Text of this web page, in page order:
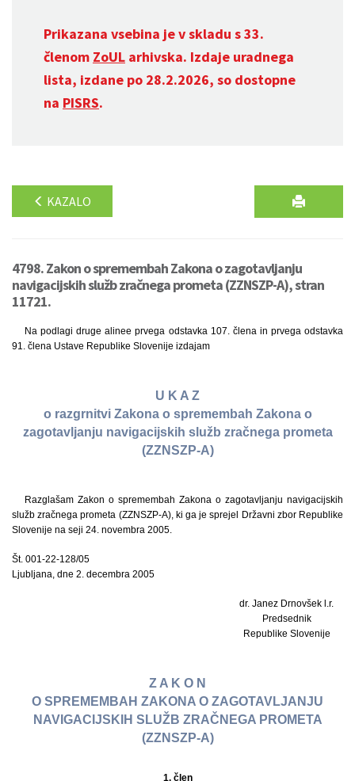
Prikazana vsebina je v skladu s 33.
členom ZoUL arhivska. Izdaje uradnega
lista, izdane po 28.2.2026, so dostopne
na PISRS.
KAZALO
4798. Zakon o spremembah Zakona o zagotavljanju
navigacijskih služb zračnega prometa (ZZNSZP-A), stran
11721.
Na podlagi druge alinee prvega odstavka 107. člena in prvega odstavka
91. člena Ustave Republike Slovenije izdajam
U K A Z
o razgrnitvi Zakona o spremembah Zakona o
zagotavljanju navigacijskih služb zračnega prometa
(ZZNSZP-A)
Razglašam Zakon o spremembah Zakona o zagotavljanju navigacijskih
služb zračnega prometa (ZZNSZP-A), ki ga je sprejel Državni zbor Republike
Slovenije na seji 24. novembra 2005.
Št. 001-22-128/05
Ljubljana, dne 2. decembra 2005
dr. Janez Drnovšek l.r.
Predsednik
Republike Slovenije
Z A K O N
O SPREMEMBAH ZAKONA O ZAGOTAVLJANJU
NAVIGACIJSKIH SLUŽB ZRAČNEGA PROMETA
(ZZNSZP-A)
1. člen